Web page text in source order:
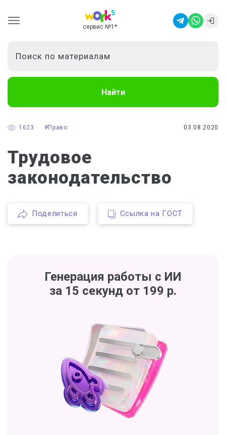
сервис №1 *
Найти
03.08.2020
#Право
1623
Трудовое
законодательство
Поделиться Ссылка на ГОСТ
Генерация работы с ИИ
за 15 секунд от 199 р.